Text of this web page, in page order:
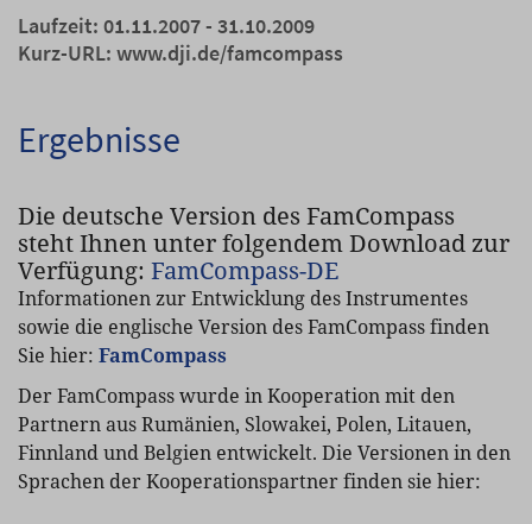
Laufzeit: 01.11.2007 - 31.10.2009
Kurz-URL: www.dji.de/famcompass
Ergebnisse
Die deutsche Version des FamCompass
steht Ihnen unter folgendem Download zur
Verfügung: FamCompass-DE
Informationen zur Entwicklung des Instrumentes
sowie die englische Version des FamCompass finden
Sie hier: FamCompass
Der FamCompass wurde in Kooperation mit den
Partnern aus Rumänien, Slowakei, Polen, Litauen,
Finnland und Belgien entwickelt. Die Versionen in den
Sprachen der Kooperationspartner finden sie hier: